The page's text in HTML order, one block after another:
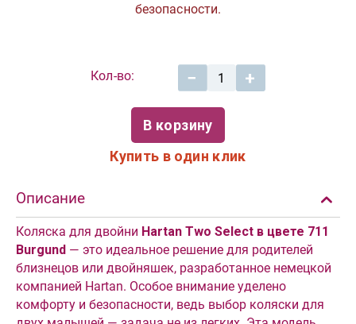
безопасности.
Кол-во: +
−
В корзину
Купить в один клик
Описание
Коляска для двойни Hartan Two Select в цвете 711
Burgund — это идеальное решение для родителей
близнецов или двойняшек, разработанное немецкой
компанией Hartan. Особое внимание уделено
комфорту и безопасности, ведь выбор коляски для